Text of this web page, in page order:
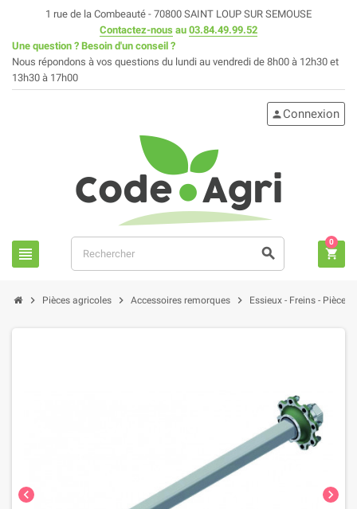
1 rue de la Combeauté - 70800 SAINT LOUP SUR SEMOUSE
Contactez-nous au 03.84.49.99.52
Une question ? Besoin d'un conseil ?
Nous répondons à vos questions du lundi au vendredi de 8h00 à 12h30 et
13h30 à 17h00
view_headline search
person Connexion
shopping_cart
0
chevron_right Pièces agricoles chevron_right Accessoires remorques chevron_right Essieux - Freins - Pièces
chevron_left chevron_right